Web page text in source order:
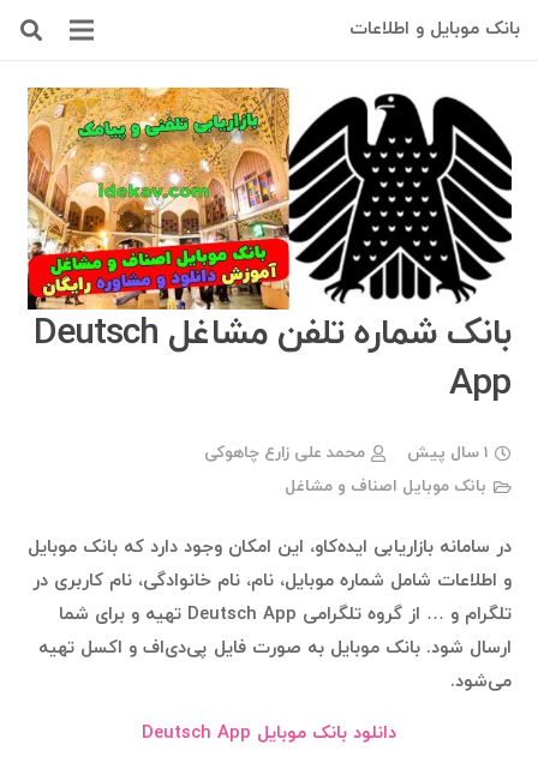
بانک موبایل و اطلاعات
بانک شماره تلفن مشاغل Deutsch
App
1 سال پیش
محمد علی زارع چاهوکی
بانک موبایل اصناف و مشاغل
در سامانه بازاریابی ایده‌کاو، این امکان وجود دارد که بانک موبایل
و اطلاعات شامل شماره موبایل، نام، نام خانوادگی، نام کاربری در
تلگرام و … از گروه تلگرامی Deutsch App تهیه و برای شما
ارسال شود. بانک موبایل به صورت فایل پی‌دی‌اف و اکسل تهیه
می‌شود.
دانلود بانک موبایل Deutsch App